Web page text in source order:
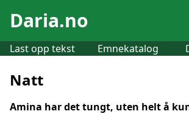
Daria.no
Last opp tekst Emnekatalog
Natt
Amina har det tungt, uten helt å